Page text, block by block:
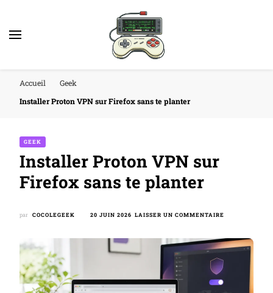
Accueil
Geek
Installer Proton VPN sur Firefox sans te planter
GEEK
Installer Proton VPN sur
Firefox sans te planter
par COCOLEGEEK 20 JUIN 2026 LAISSER UN COMMENTAIRE
VPN
FIREFOX